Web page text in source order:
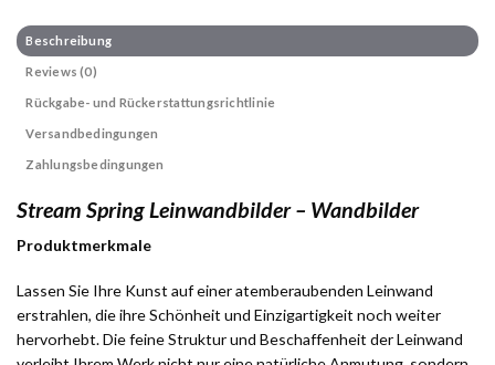
Beschreibung
Reviews (0)
Rückgabe- und Rückerstattungsrichtlinie
Versandbedingungen
Zahlungsbedingungen
Stream Spring Leinwandbilder – Wandbilder
Produktmerkmale
Lassen Sie Ihre Kunst auf einer atemberaubenden Leinwand
erstrahlen, die ihre Schönheit und Einzigartigkeit noch weiter
hervorhebt. Die feine Struktur und Beschaffenheit der Leinwand